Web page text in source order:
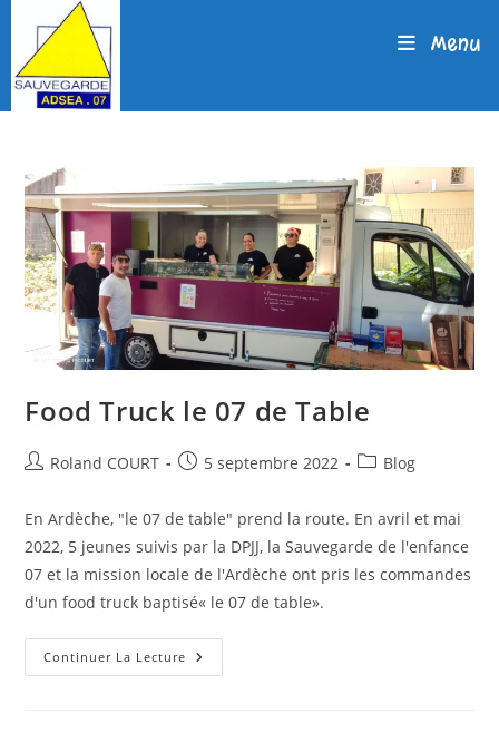
content
Menu
Food Truck le 07 de Table
Auteur/autrice
publication :
Roland COURT
Publication
5 septembre 2022
PostBlog
En Ardèche, "le 07 de table" prend la route. En avril et mai
2022, 5 jeunes suivis par la DPJJ, la Sauvegarde de l'en­fance
07 et la mission locale de l'Ar­dèche ont pris les commandes
d'un food truck baptisé« le 07 de table».
Continuer La Lecture Food
Truck